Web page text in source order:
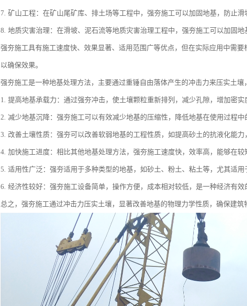
7. 矿山工程：在矿山尾矿库、排土场等工程中，强夯施工可以加固地基，防止滑
8. 地质灾害治理：在滑坡、泥石流等地质灾害治理工程中，强夯施工可以加固地
强夯施工具有施工速度快、效果显著、适用范围广等优点，但在实际应用中需要
以确保效果。
强夯施工是一种地基处理方法，主要通过重锤自由落体产生的冲击力来压实土壤
1. 提高地基承载力：通过强夯冲击，使土壤颗粒重新排列，减少孔隙，增加密实
2. 减少地基沉降：强夯施工可以有效减少地基的压缩性，降低地基在使用过程中
3. 改善土壤性质：强夯可以改善软弱地基的工程性质，如提高砂土的抗液化能力
4. 加快施工进度：相比其他地基处理方法，强夯施工速度快，效率高，能够在较
5. 适用性广泛：强夯适用于多种类型的地基，如砂土、粉土、粘土等，尤其适用
6. 经济性较好：强夯施工设备简单，操作方便，成本相对较低，是一种经济有效
总之，强夯施工通过冲击力压实土壤，显著改善地基的物理力学性质，确保建筑